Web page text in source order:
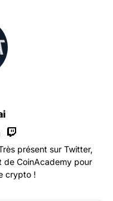
présent sur Twitter,
de CoinAcademy pour
crypto !